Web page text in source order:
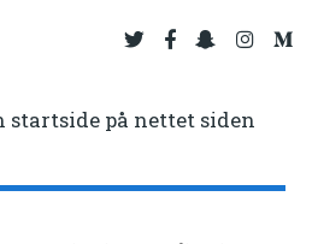
startside på nettet siden